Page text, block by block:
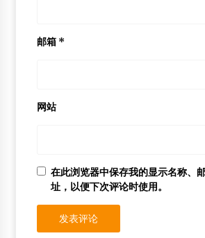
邮箱 *
网站
在此浏览器中保存我的显示名称、
址，以便下次评论时使用。